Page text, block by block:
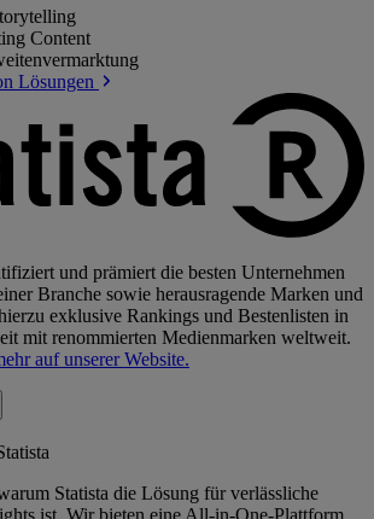
Content
Lösungen
und prämiert die besten Unternehmen
Branche sowie herausragende Marken und
exklusive Rankings und Bestenlisten in
mit renommierten Medienmarken weltweit.
auf unserer Website.
Statista die Lösung für verlässliche
ist. Wir bieten eine All-in-One-Plattform